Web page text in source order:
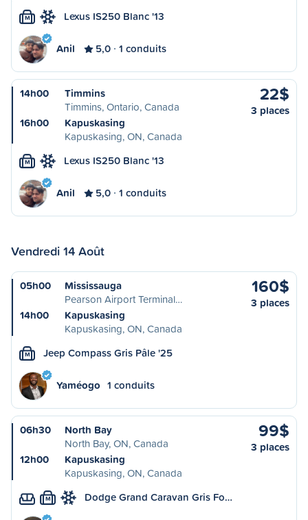
M Lexus IS250 Blanc '13
Anil 5,0 1 conduits
14h00
Timmins
Timmins, Ontario, Canada
16h00
Kapuskasing
Kapuskasing, ON, Canada
22$
3 places
M Lexus IS250 Blanc '13
Anil 5,0 1 conduits
Vendredi 14 Août
05h00
Mississauga
Pearson Airport Terminal…
14h00
Kapuskasing
Kapuskasing, ON, Canada
160$
3 places
M Jeep Compass Gris Pâle '25
Yaméogo 1 conduits
06h30
North Bay
North Bay, ON, Canada
12h00
Kapuskasing
Kapuskasing, ON, Canada
99$
3 places
M Dodge Grand Caravan Gris Fo…